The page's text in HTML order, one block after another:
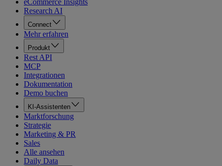
eCommerce Insights
Research AI
Connect
Mehr erfahren
Produkt
Rest API
MCP
Integrationen
Dokumentation
Demo buchen
KI-Assistenten
Marktforschung
Strategie
Marketing & PR
Sales
Alle ansehen
Daily Data